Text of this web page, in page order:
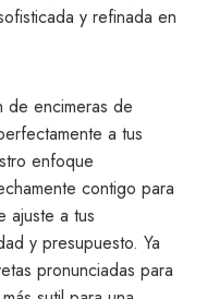
y refinada en
de encimeras de
a tus
enfoque
contigo para
ajuste a tus
y presupuesto. Ya
pronunciadas para